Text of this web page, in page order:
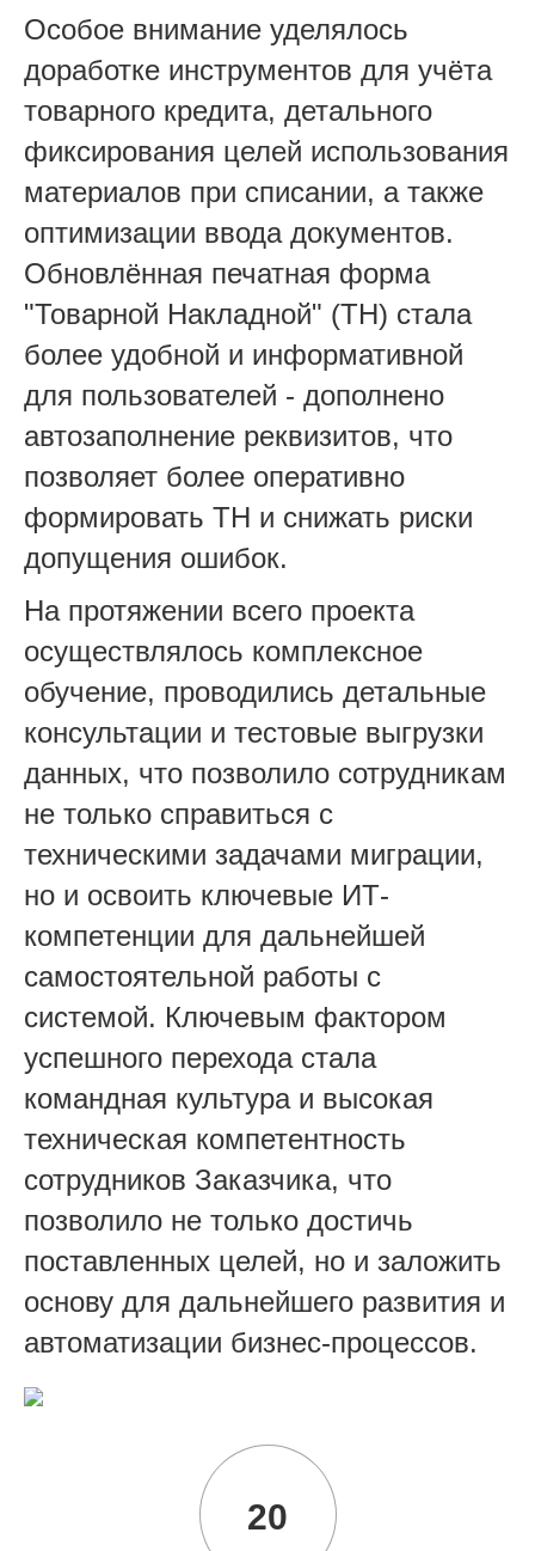
Особое внимание уделялось
доработке инструментов для учёта
товарного кредита, детального
фиксирования целей использования
материалов при списании, а также
оптимизации ввода документов.
Обновлённая печатная форма
"Товарной Накладной" (ТН) стала
более удобной и информативной
для пользователей - дополнено
автозаполнение реквизитов, что
позволяет более оперативно
формировать ТН и снижать риски
допущения ошибок.
На протяжении всего проекта
осуществлялось комплексное
обучение, проводились детальные
консультации и тестовые выгрузки
данных, что позволило сотрудникам
не только справиться с
техническими задачами миграции,
но и освоить ключевые ИТ-
компетенции для дальнейшей
самостоятельной работы с
системой. Ключевым фактором
успешного перехода стала
командная культура и высокая
техническая компетентность
сотрудников Заказчика, что
позволило не только достичь
поставленных целей, но и заложить
основу для дальнейшего развития и
автоматизации бизнес-процессов.
20